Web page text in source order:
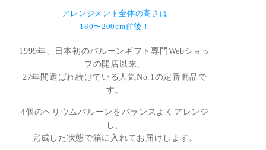
アレンジメント全体の高さは
180〜200cm前後！
1999年、日本初のバルーンギフト専門Webショッ
プの開店以来、
27年間選ばれ続けている人気No.1の定番商品で
す。
4個のヘリウムバルーンをバランスよくアレンジ
し、
完成した状態で箱に入れてお届けします。